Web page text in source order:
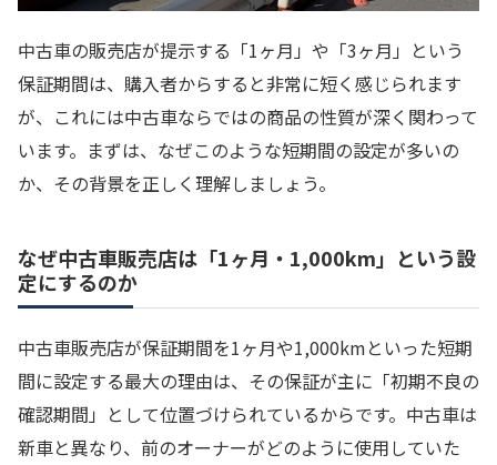
中古車の販売店が提示する「1ヶ月」や「3ヶ月」という
保証期間は、購入者からすると非常に短く感じられます
が、これには中古車ならではの商品の性質が深く関わって
います。まずは、なぜこのような短期間の設定が多いの
か、その背景を正しく理解しましょう。
なぜ中古車販売店は「1ヶ月・1,000km」という設
定にするのか
中古車販売店が保証期間を1ヶ月や1,000kmといった短期
間に設定する最大の理由は、その保証が主に「初期不良の
確認期間」として位置づけられているからです。中古車は
新車と異なり、前のオーナーがどのように使用していた